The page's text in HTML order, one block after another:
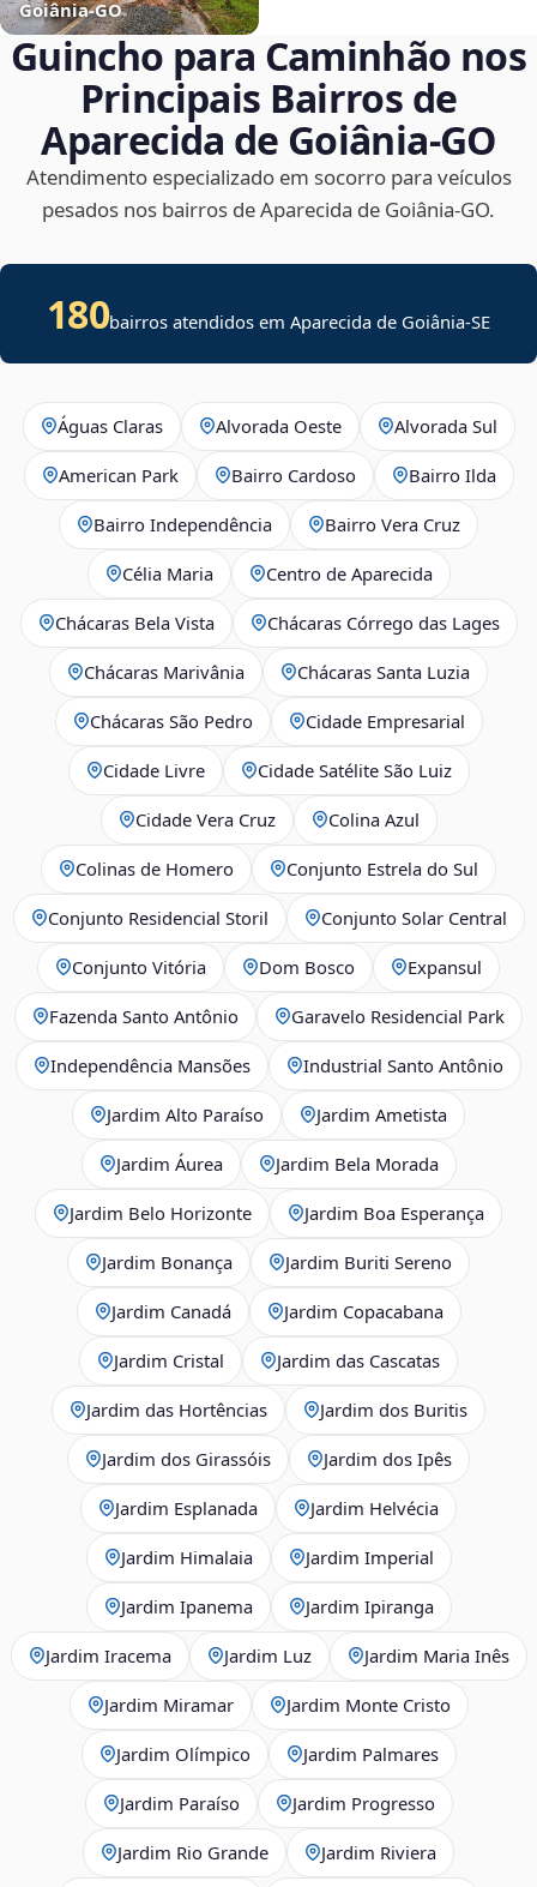
Goiânia‑GO
Guincho para Caminhão nos
Principais Bairros de
Aparecida de Goiânia‑GO
Atendimento especializado em socorro para veículos
pesados nos bairros de Aparecida de Goiânia‑GO.
180bairros atendidos emAparecida de Goiânia-SE
Águas Claras Alvorada Oeste Alvorada Sul
American Park Bairro Cardoso Bairro Ilda
Bairro Independência Bairro Vera Cruz
Célia Maria Centro de Aparecida
Chácaras Bela Vista Chácaras Córrego das Lages
Chácaras Marivânia Chácaras Santa Luzia
Chácaras São Pedro Cidade Empresarial
Cidade Livre Cidade Satélite São Luiz
Cidade Vera Cruz Colina Azul
Colinas de Homero Conjunto Estrela do Sul
Conjunto Residencial Storil Conjunto Solar Central
Conjunto Vitória Dom Bosco Expansul
Fazenda Santo Antônio Garavelo Residencial Park
Independência Mansões Industrial Santo Antônio
Jardim Alto Paraíso Jardim Ametista
Jardim Áurea Jardim Bela Morada
Jardim Belo Horizonte Jardim Boa Esperança
Jardim Bonança Jardim Buriti Sereno
Jardim Canadá Jardim Copacabana
Jardim Cristal Jardim das Cascatas
Jardim das Hortências Jardim dos Buritis
Jardim dos Girassóis Jardim dos Ipês
Jardim Esplanada Jardim Helvécia
Jardim Himalaia Jardim Imperial
Jardim Ipanema Jardim Ipiranga
Jardim Iracema Jardim Luz Jardim Maria Inês
Jardim Miramar Jardim Monte Cristo
Jardim Olímpico Jardim Palmares
Jardim Paraíso Jardim Progresso
Jardim Rio Grande Jardim Riviera